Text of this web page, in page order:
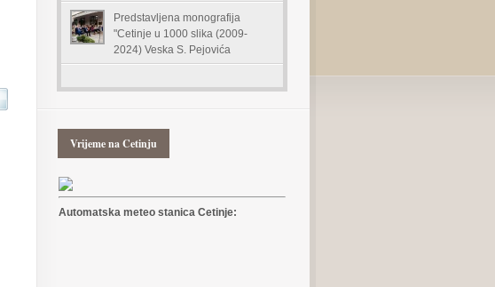
Predstavljena monografija
"Cetinje u 1000 slika (2009-
2024) Veska S. Pejovića
Vrijeme na Cetinju
Automatska meteo stanica Cetinje: